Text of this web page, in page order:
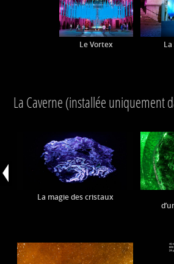
Le Vortex
La Caverne (installée uniquement
La magie des cristaux